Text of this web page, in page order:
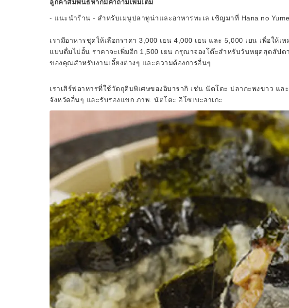
ลูกค้าสัมพันธ์หากมีคำถามเพิ่มเติม
- แนะนำร้าน - สำหรับเมนูปลาทูน่าและอาหารทะเล เชิญมาที่ Hana no
เรามีอาหารชุดให้เลือกราคา 3,000 เยน 4,000 เยน และ 5,000 เยน เพื่อใ
แบบดื่มไม่อั้น ราคาจะเพิ่มอีก 1,500 เยน กรุณาจองโต๊ะสำหรับวันหยุดสุดสัป
ของคุณสำหรับงานเลี้ยงต่างๆ และความต้องการอื่นๆ
เราเสิร์ฟอาหารที่ใช้วัตถุดิบพิเศษของอิบารากิ เช่น นัตโตะ ปลากะพงขาว แล
จังหวัดอื่นๆ และรับรองแขก ภาพ: นัตโตะ อิโซเบะอาเกะ